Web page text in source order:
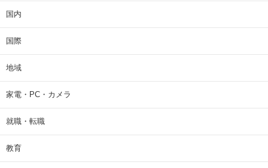
国内
国際
地域
家電・PC・カメラ
就職・転職
教育